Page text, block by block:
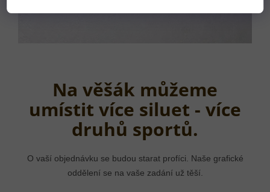
Na věšák můžeme
umístit více siluet - více
druhů sportů.
O vaší objednávku se budou starat profíci. Naše grafické
oddělení se na vaše zadání už těší.